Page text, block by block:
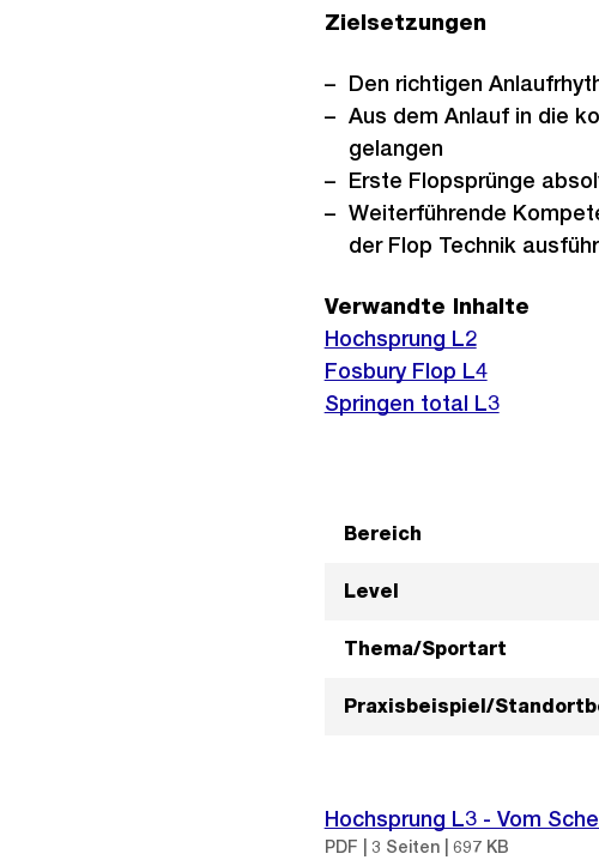
Zielsetzungen
Den richtigen
Aus dem Anlauf in die
gelangen
Erste Flopsprünge
Weiterführende
der Flop Technik
Verwandte Inhalte
Hochsprung L2
Fosbury Flop L4
Springen total L3
Bereich
Level
Thema/Sportart
Praxisbeispiel/
Hochsprung L3 - Vom
PDF | 3 Seiten | 697 KB